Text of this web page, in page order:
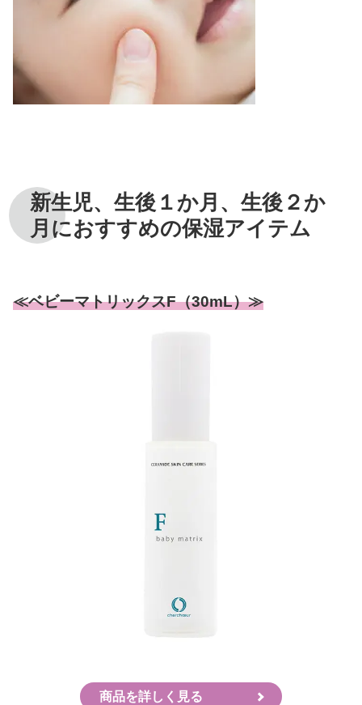
新生児、生後１か月、生後２か
月におすすめの保湿アイテム
≪ベビーマトリックスF（30mL）≫
商品を詳しく見る